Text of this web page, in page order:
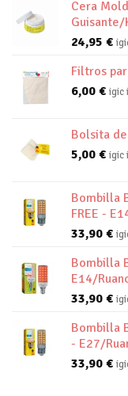
Cera
Guisante/
24,95 €
Filtros
6,00 € igic
Bolsita
5,00 € igic
Bombilla
FREE -
33,90 €
Bombilla
E14/
33,90 €
Bombilla
- E27/
33,90 €